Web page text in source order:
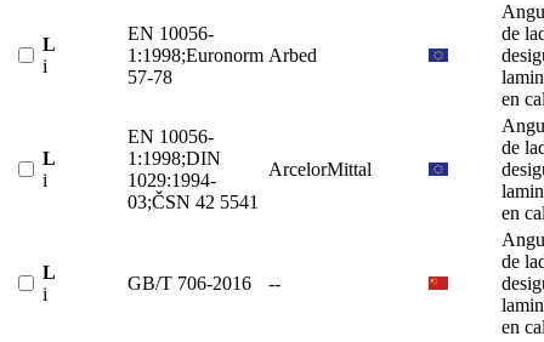
L
i
EN 10056-
1:1998;Euronorm
57-78
Arbed
de
en
L
i
EN 10056-
1:1998;DIN
1029:1994-
03;ČSN 42 5541
ArcelorMittal
de
en
L
i
GB/T 706-2016 --
de
en